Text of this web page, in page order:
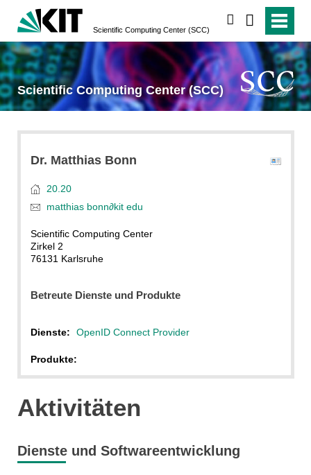
Scientific Computing Center (SCC)
Scientific Computing Center (SCC)
Dr. Matthias Bonn
20.20
matthias bonn∂kit edu
Scientific Computing Center
Zirkel 2
76131 Karlsruhe
Betreute Dienste und Produkte
Dienste: OpenID Connect Provider
Produkte:
Aktivitäten
Dienste und Softwareentwicklung